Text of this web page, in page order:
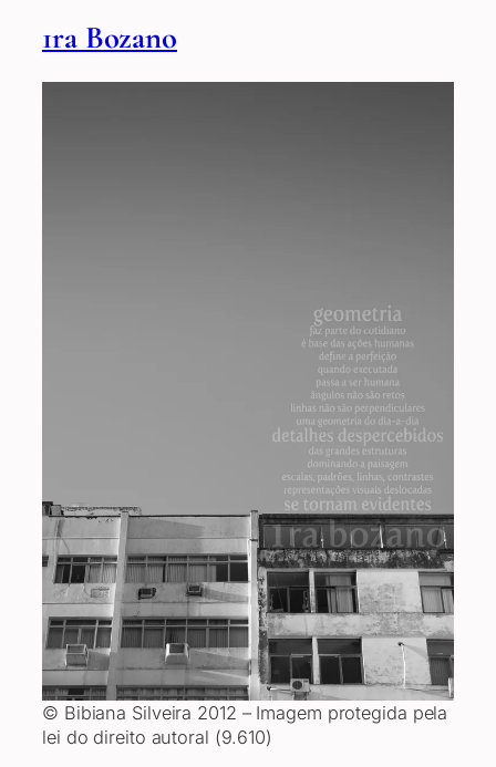
1ra Bozano
© Bibiana Silveira 2012 – Imagem protegida pela
lei do direito autoral (9.610)